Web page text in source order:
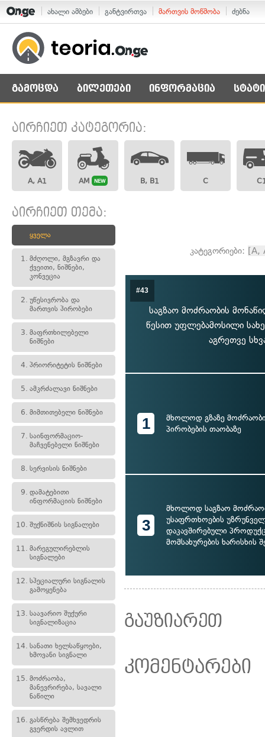
ახალი ამბები განტვირთვა მართვის მოწმობა ძებნა
გამოცდა ბილეთები ინფორმაცია
აირჩიეთ კატეგორია:
A, A1 AM NEW B, B1 C
აირჩიეთ თემა:
ყველა
1. მძღოლი, მგზავრი და
ქვეითი, ნიშნები,
კონვეცია
2. უწესივრობა და
მართვის პირობები
3. მაფრთხილებელი
ნიშნები
4. პრიორიტეტის ნიშნები
5. ამკრძალავი ნიშნები
6. მიმთითებელი ნიშნები
7. საინფორმაციო-
მაჩვენებელი ნიშნები
8. სერვისის ნიშნები
9. დამატებითი
ინფორმაციის ნიშნები
10. შუქნიშნის სიგნალები
11. მარეგულირებლის
სიგნალები
12. სპეციალური სიგნალის
გამოყენება
13. საავარიო შუქური
სიგნალიზაცია
14. სანათი ხელსაწყოები,
ხმოვანი სიგნალი
15. მოძრაობა,
მანევრირება, სავალი
ნაწილი
16. გასწრება შემხვედრის
გვერდის ავლით
კატეგორიები: [A,
#43
საგზაო მოძრაობის
წესით უფლებამოსილი
აგრეთვე
1
მხოლოდ გზაზე
პირობების თაობაზე
3
მხოლოდ საგზაო
უსაფრთხოების
დაკავშირებული
მომსახურების ხარისხის
გაუზიარეთ
კომენტარები